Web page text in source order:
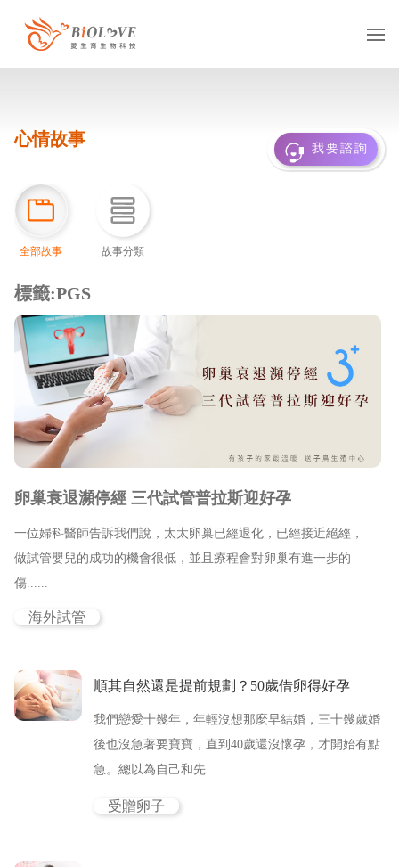
凍卵
國際醫療
凍精
基因診斷
服務據點
台灣
新竹院
台北院
台中辦事處
高雄辦事處
海外
東京業務部 JP
關於我們
心情故事 我要諮詢
全部故事 故事分類
卵巢衰退瀕停經 三代試管普拉斯迎好孕
一位婦科醫師告訴我們說，太太卵巢已經退化，已經接近絕經，
做試管嬰兒的成功的機會很低，並且療程會對卵巢有進一步的
傷......
海外試管
順其自然還是提前規劃？50歲借卵得好孕
我們戀愛十幾年，年輕沒想那麼早結婚，三十幾歲婚
後也沒急著要寶寶，直到40歲還沒懷孕，才開始有點
急。總以為自己和先......
受贈卵子